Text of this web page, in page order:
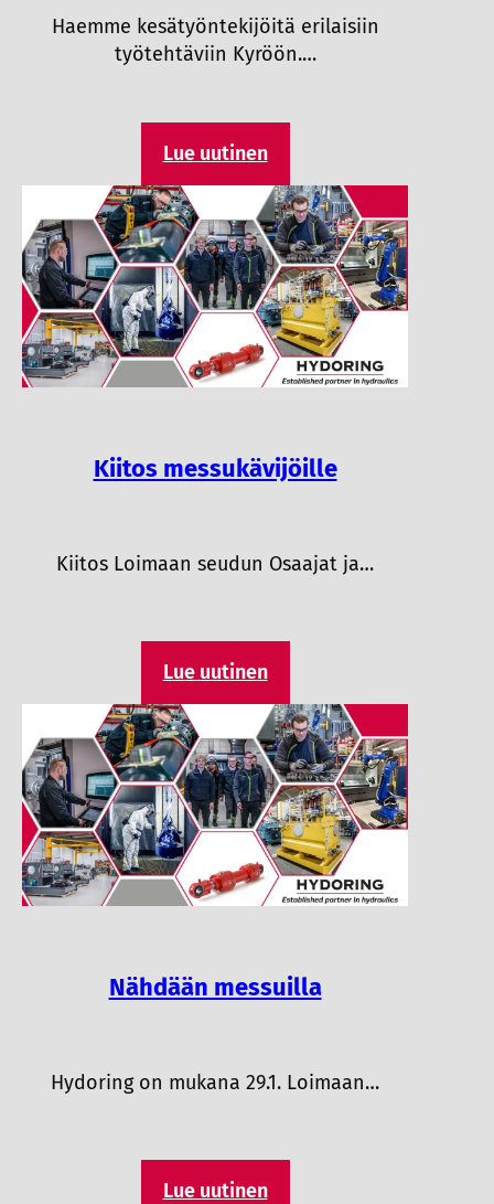
Haemme kesätyöntekijöitä erilaisiin
työtehtäviin Kyröön.…
Lue uutinen
Kiitos messukävijöille
Kiitos Loimaan seudun Osaajat ja…
Lue uutinen
Nähdään messuilla
Hydoring on mukana 29.1. Loimaan…
Lue uutinen